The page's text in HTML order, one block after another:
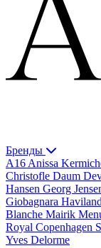
Бренды
A16 Anissa
Christofle Daum
Hansen Georg
Giobagnara Haviland
Blanche Mairik
Royal Copenhagen
Yves Delorme